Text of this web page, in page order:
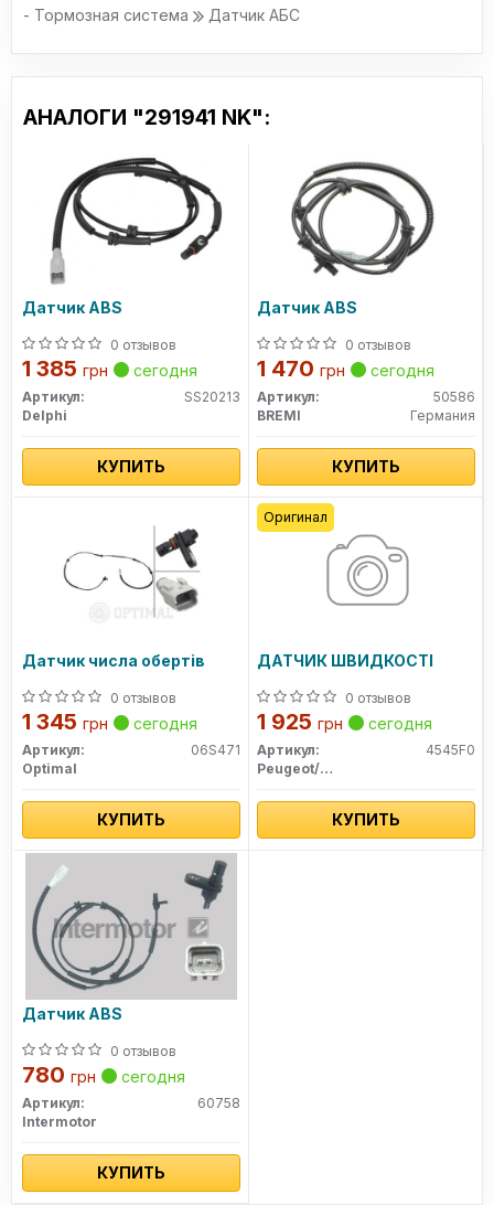
- Тормозная система
Датчик АБС
АНАЛОГИ "291941 NK":
Датчик ABS
0 отзывов
1 385 грн сегодня
Артикул:
SS20213
Delphi
КУПИТЬ
Датчик ABS
0 отзывов
1 470 грн сегодня
Артикул:
50586
BREMI
Германия
КУПИТЬ
Датчик числа обертів
0 отзывов
1 345 грн сегодня
Артикул:
06S471
Optimal
КУПИТЬ
ДАТЧИК ШВИДКОСТІ
0 отзывов
1 925 грн сегодня
Артикул:
4545F0
Peugeot/Citroen
КУПИТЬ
Оригинал
Датчик ABS
0 отзывов
780 грн сегодня
Артикул:
60758
Intermotor
КУПИТЬ